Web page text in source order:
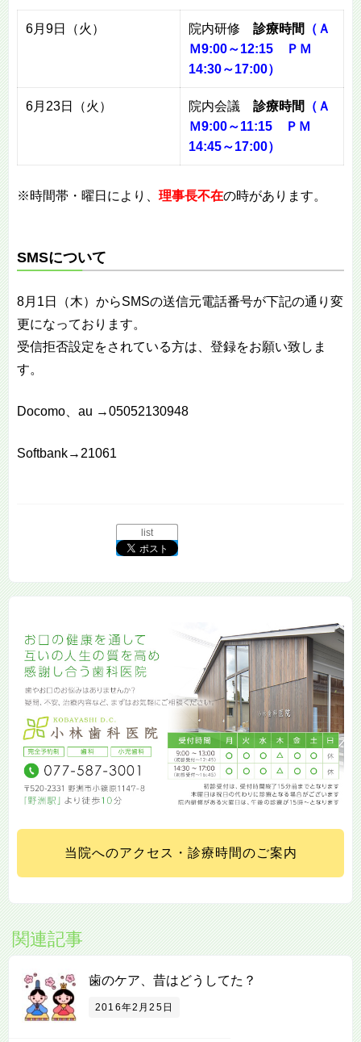
6月9日（火） 院内研修 診療時間
（Ａ
Ｍ9:00～12:15 ＰＭ
14:30～17:00）
6月23日（火） 院内会議 診療時間
（Ａ
Ｍ9:00～11:15 ＰＭ
14:45～17:00）
※時間帯・曜日により、 理事長不在の時があります。
SMSについて
8月1日（木）からSMSの送信元電話番号が下記の通り変
更になっております。
受信拒否設定をされている方は、登録をお願い致しま
す。
Docomo、au →05052130948
Softbank→21061
list
当院へのアクセス・診療時間のご案内
関連記事
歯のケア、昔はどうしてた？
2016年2月25日